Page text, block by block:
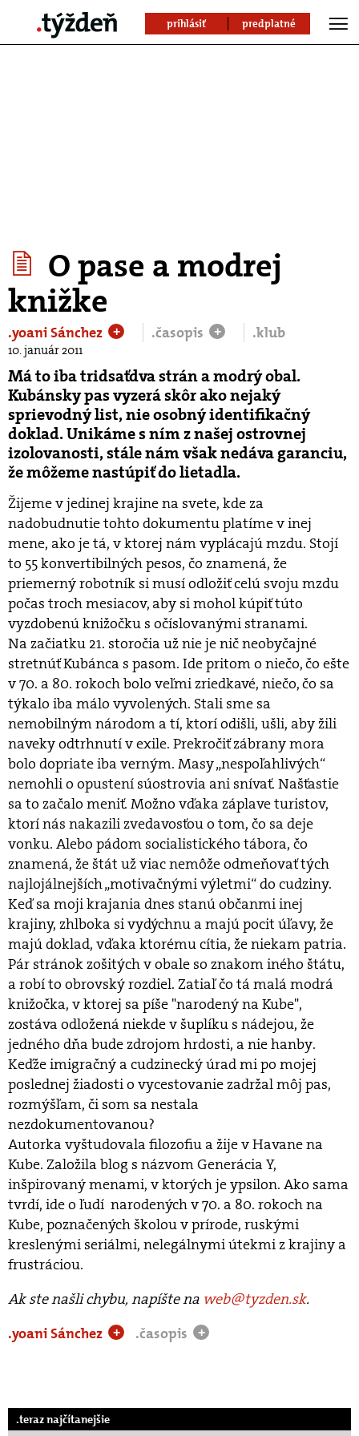
prihlásiť predplatné
O pase a modrej
knižke
.yoani Sánchez + .časopis + .klub
10. január 2011
Má to iba tridsaťdva strán a modrý obal.
Kubánsky pas vyzerá skôr ako nejaký
sprievodný list, nie osobný identifikačný
doklad. Unikáme s ním z našej ostrovnej
izolovanosti, stále nám však nedáva garanciu,
že môžeme nastúpiť do lietadla.
Žijeme v jedinej krajine na svete, kde za
nadobudnutie tohto dokumentu platíme v inej
mene, ako je tá, v ktorej nám vyplácajú mzdu. Stojí
to 55 konvertibilných pesos, čo znamená, že
priemerný robotník si musí odložiť celú svoju mzdu
počas troch mesiacov, aby si mohol kúpiť túto
vyzdobenú knižočku s očíslovanými stranami.
Na začiatku 21. storočia už nie je nič neobyčajné
stretnúť Kubánca s pasom. Ide pritom o niečo, čo ešte
v 70. a 80. rokoch bolo veľmi zriedkavé, niečo, čo sa
týkalo iba málo vyvolených. Stali sme sa
nemobilným národom a tí, ktorí odišli, ušli, aby žili
naveky odtrhnutí v exile. Prekročiť zábrany mora
bolo dopriate iba verným. Masy „nespoľahlivých“
nemohli o opustení súostrovia ani snívať. Našťastie
sa to začalo meniť. Možno vďaka záplave turistov,
ktorí nás nakazili zvedavosťou o tom, čo sa deje
vonku. Alebo pádom socialistického tábora, čo
znamená, že štát už viac nemôže odmeňovať tých
najlojálnejších „motivačnými výletmi“ do cudziny.
Keď sa moji krajania dnes stanú občanmi inej
krajiny, zhlboka si vydýchnu a majú pocit úľavy, že
majú doklad, vďaka ktorému cítia, že niekam patria.
Pár stránok zošitých v obale so znakom iného štátu,
a robí to obrovský rozdiel. Zatiaľ čo tá malá modrá
knižočka, v ktorej sa píše "narodený na Kube",
zostáva odložená niekde v šuplíku s nádejou, že
jedného dňa bude zdrojom hrdosti, a nie hanby.
Keďže imigračný a cudzinecký úrad mi po mojej
poslednej žiadosti o vycestovanie zadržal môj pas,
rozmýšľam, či som sa nestala
nezdokumentovanou?
Autorka vyštudovala filozofiu a žije v Havane na
Kube. Založila blog s názvom Generácia Y,
inšpirovaný menami, v ktorých je ypsilon. Ako sama
tvrdí, ide o ľudí narodených v 70. a 80. rokoch na
Kube, poznačených školou v prírode, ruskými
kreslenými seriálmi, nelegálnymi útekmi z krajiny a
frustráciou.
Ak ste našli chybu, napíšte na web@tyzden.sk.
.yoani Sánchez
+ .časopis +
.teraz najčítanejšie